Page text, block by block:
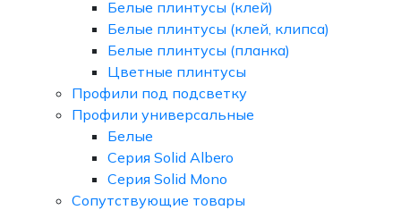
Белые плинтусы (клей)
Белые плинтусы (клей, клипса)
Белые плинтусы (планка)
Цветные плинтусы
Профили под подсветку
Профили универсальные
Белые
Серия Solid Albero
Серия Solid Mono
Сопутствующие товары